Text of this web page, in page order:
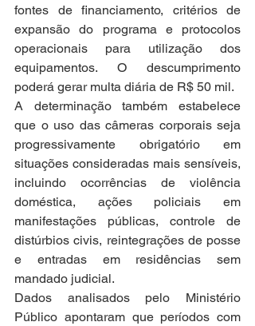
fontes de financiamento, critérios de
expansão do programa e protocolos
operacionais para utilização dos
equipamentos. O descumprimento
poderá gerar multa diária de R$ 50 mil.
A determinação também estabelece
que o uso das câmeras corporais seja
progressivamente obrigatório em
situações consideradas mais sensíveis,
incluindo ocorrências de violência
doméstica, ações policiais em
manifestações públicas, controle de
distúrbios civis, reintegrações de posse
e entradas em residências sem
mandado judicial.
Dados analisados pelo Ministério
Público apontaram que períodos com